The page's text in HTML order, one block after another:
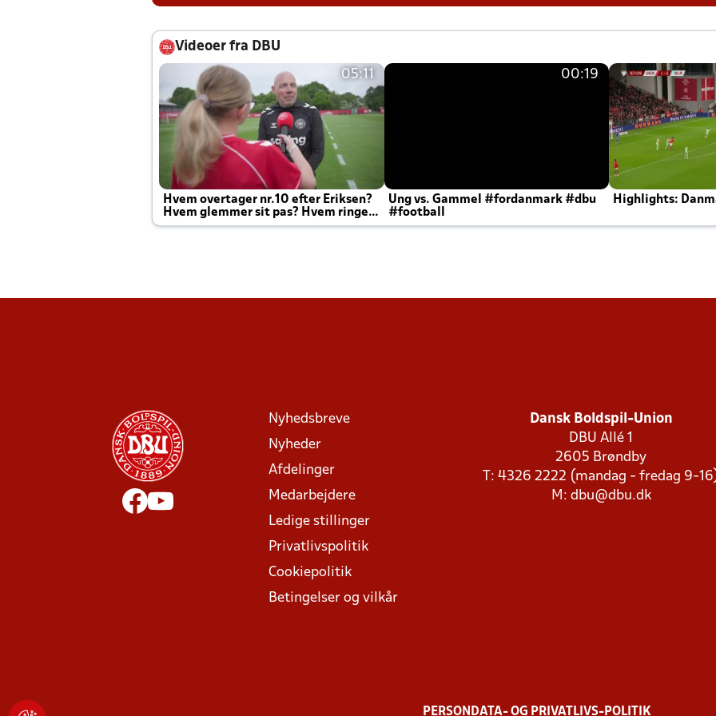
Videoer fra DBU
05:11
Hvem overtager nr.10 efter Eriksen?
Hvem glemmer sit pas? Hvem ringer
Joachim altid til efter kampe?
00:19
Ung vs. Gammel #fordanmark #dbu
#football
Highlights:
Nyhedsbreve
Nyheder
Afdelinger
Medarbejdere
Ledige stillinger
Privatlivspolitik
Cookiepolitik
Betingelser og vilkår
Dansk Boldspil-Union
DBU Allé 1
2605 Brøndby
T: 4326 2222 (mandag - fredag 9-
M: dbu@dbu.dk
PERSONDATA- OG PRIVATLIVS-POLITIK